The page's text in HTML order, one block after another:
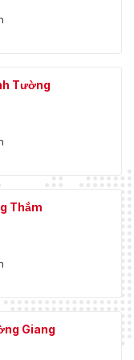
SD (hỗ trợ tối đa 256
DMSS
chương trình cơ sở;
Tường
Thắm
Giang